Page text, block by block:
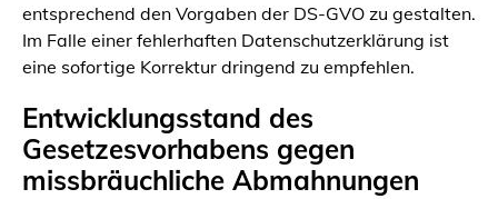
entsprechend den Vorgaben der DS-GVO zu gestalten.
Im Falle einer fehlerhaften Datenschutzerklärung ist
eine sofortige Korrektur dringend zu empfehlen.
Entwicklungsstand des
Gesetzesvorhabens gegen
missbräuchliche Abmahnungen